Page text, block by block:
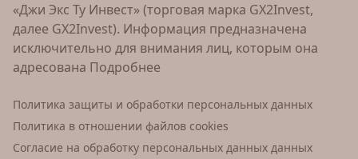
«Джи Экс Ту Инвест» (торговая марка GX2Invest,
далее GX2Invest). Информация предназначена
исключительно для внимания лиц, которым она
адресована Подробнее
Политика защиты и обработки персональных данных
Политика в отношении файлов cookies
Согласие на обработку персональных данных данных